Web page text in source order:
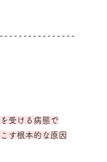
受ける病態で
す根本的な原因